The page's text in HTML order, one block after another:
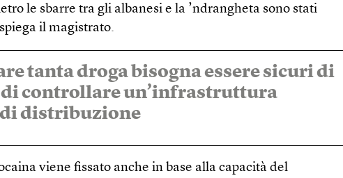
le sbarre tra gli albanesi e la ’ndrangheta sono stati
il magistrato.
tanta droga bisogna essere sicuri di
di controllare un’infrastruttura
distribuzione
viene fissato anche in base alla capacità del